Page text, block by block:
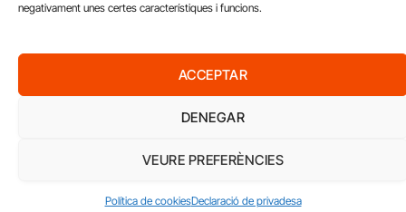
negativament unes certes característiques i funcions.
ACCEPTAR
DENEGAR
VEURE PREFERÈNCIES
Política de cookiesDeclaració de privadesa